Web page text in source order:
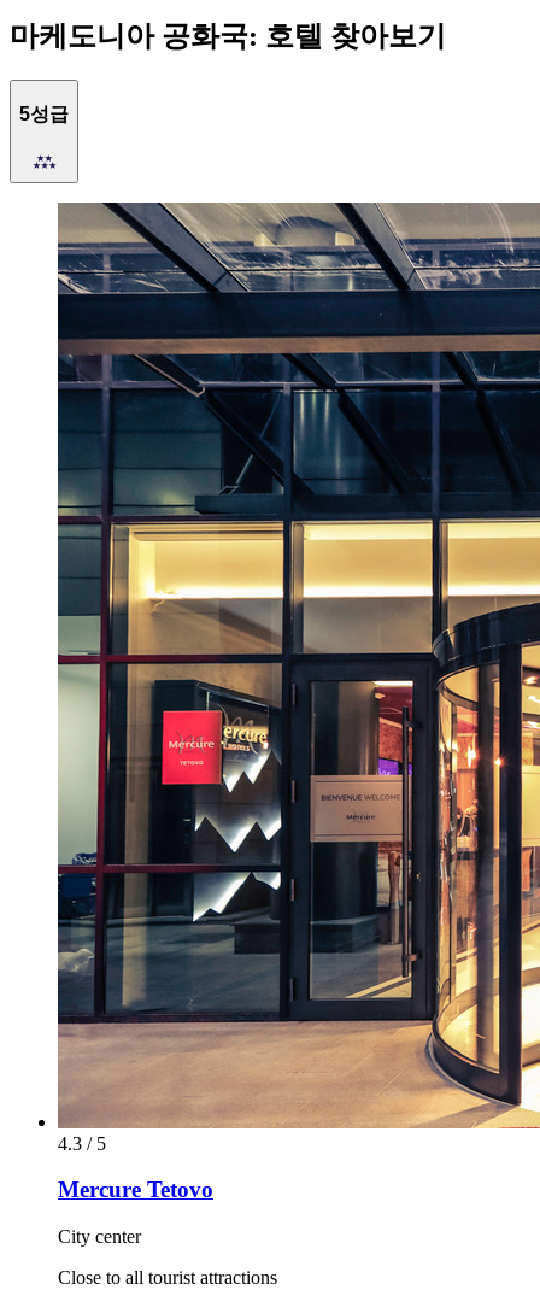
마케도니아 공화국: 호텔 찾아보기
5성급
4.3 / 5
Mercure Tetovo
City center
Close to all tourist attractions